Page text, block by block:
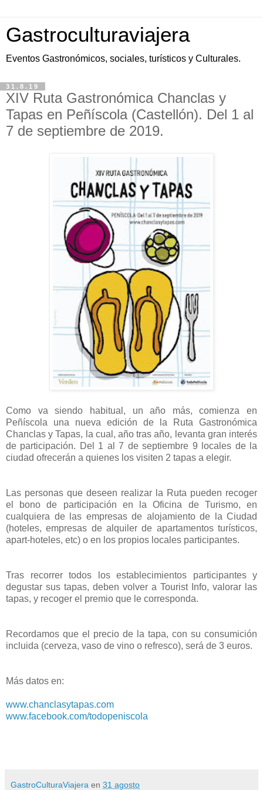
Gastroculturaviajera
Eventos Gastronómicos, sociales, turísticos y Culturales.
31.8.19
XIV Ruta Gastronómica Chanclas y
Tapas en Peñíscola (Castellón). Del 1 al
7 de septiembre de 2019.
Como va siendo habitual, un año más, comienza en
Peñíscola una nueva edición de la Ruta Gastronómica
Chanclas y Tapas, la cual, año tras año, levanta gran interés
de participación. Del 1 al 7 de septiembre 9 locales de la
ciudad ofrecerán a quienes los visiten 2 tapas a elegir.
Las personas que deseen realizar la Ruta pueden recoger
el bono de participación en la Oficina de Turismo, en
cualquiera de las empresas de alojamiento de la Ciudad
(hoteles, empresas de alquiler de apartamentos turísticos,
apart-hoteles, etc) o en los propios locales participantes.
Tras recorrer todos los establecimientos participantes y
degustar sus tapas, deben volver a Tourist Info, valorar las
tapas, y recoger el premio que le corresponda.
Recordamos que el precio de la tapa, con su consumición
incluida (cerveza, vaso de vino o refresco), será de 3 euros.
Más datos en:
www.chanclasytapas.com
www.facebook.com/todopeniscola
GastroCulturaViajera en 31 agosto